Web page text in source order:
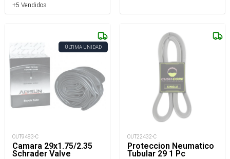
+5 Vendidos
ÚLTIMA UNIDAD
OUT9483-C
Camara 29x1.75/2.35
Schrader Valve
OUT22432-C
Proteccion Neumatico
Tubular 29 1 Pc